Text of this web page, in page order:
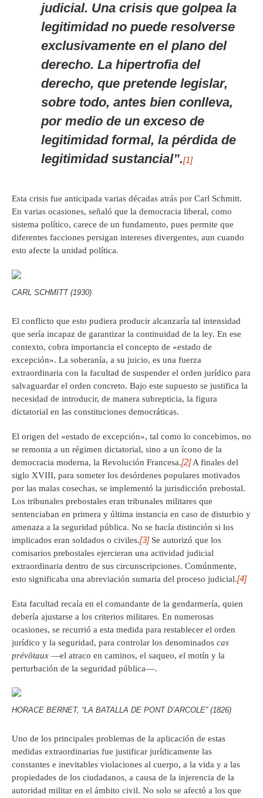
judicial. Una crisis que golpea la
legitimidad no puede resolverse
exclusivamente en el plano del
derecho. La hipertrofia del
derecho, que pretende legislar,
sobre todo, antes bien conlleva,
por medio de un exceso de
legitimidad formal, la pérdida de
legitimidad sustancial”.[1]
Esta crisis fue anticipada varias décadas atrás por Carl Schmitt.
En varias ocasiones, señaló que la democracia liberal, como
sistema político, carece de un fundamento, pues permite que
diferentes facciones persigan intereses divergentes, aun cuando
esto afecte la unidad política.
CARL SCHMITT (1930)
El conflicto que esto pudiera producir alcanzaría tal intensidad
que sería incapaz de garantizar la continuidad de la ley. En ese
contexto, cobra importancia el concepto de «estado de
excepción». La soberanía, a su juicio, es una fuerza
extraordinaria con la facultad de suspender el orden jurídico para
salvaguardar el orden concreto. Bajo este supuesto se justifica la
necesidad de introducir, de manera subrepticia, la figura
dictatorial en las constituciones democráticas.
El origen del «estado de excepción», tal como lo concebimos, no
se remonta a un régimen dictatorial, sino a un ícono de la
democracia moderna, la Revolución Francesa.[2]A finales del
siglo XVIII, para someter los desórdenes populares motivados
por las malas cosechas, se implementó la jurisdicción prebostal.
Los tribunales prebostales eran tribunales militares que
sentenciaban en primera y última instancia en caso de disturbio y
amenaza a la seguridad pública. No se hacía distinción si los
implicados eran soldados o civiles.[3]Se autorizó que los
comisarios prebostales ejercieran una actividad judicial
extraordinaria dentro de sus circunscripciones. Comúnmente,
esto significaba una abreviación sumaria del proceso judicial.[4]
Esta facultad recaía en el comandante de la gendarmería, quien
debería ajustarse a los criterios militares. En numerosas
ocasiones, se recurrió a esta medida para restablecer el orden
jurídico y la seguridad, para controlar los denominados cas
prévôtaux —el atraco en caminos, el saqueo, el motín y la
perturbación de la seguridad pública––.
HORACE BERNET, “LA BATALLA DE PONT D’ARCOLE” (1826)
Uno de los principales problemas de la aplicación de estas
medidas extraordinarias fue justificar jurídicamente las
constantes e inevitables violaciones al cuerpo, a la vida y a las
propiedades de los ciudadanos, a causa de la injerencia de la
autoridad militar en el ámbito civil. No solo se afectó a los que